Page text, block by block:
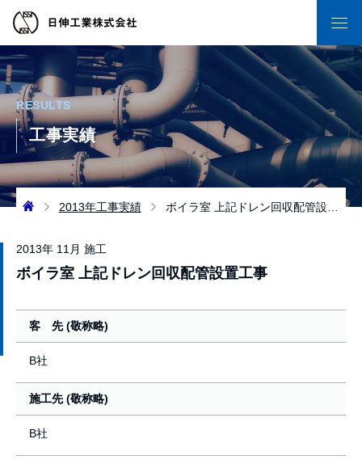
RESULTS
工事実績
2013年工事実績
2013年 11月 施工
ボイラ室 上記ドレン回収配管設置工事
客 先 (敬称略)
B社
施工先 (敬称略)
B社